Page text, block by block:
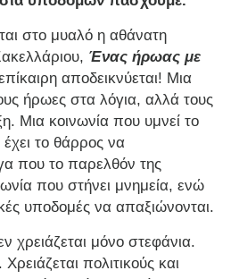
στο μυαλό η αθάνατη
Ένας ήρωας με
αποδεικνύεται! Μια
ήρωες στα λόγια, αλλά τους
Μια κοινωνία που υμνεί το
το θάρρος να
που το παρελθόν της
που στήνει μνημεία, ενώ
υποδομές να απαξιώνονται.
χρειάζεται μόνο στεφάνια.
πολιτικούς και